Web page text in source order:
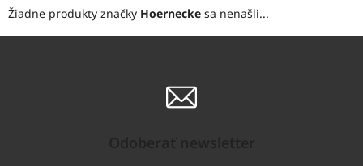
Žiadne produkty značky Hoernecke sa nenašli...